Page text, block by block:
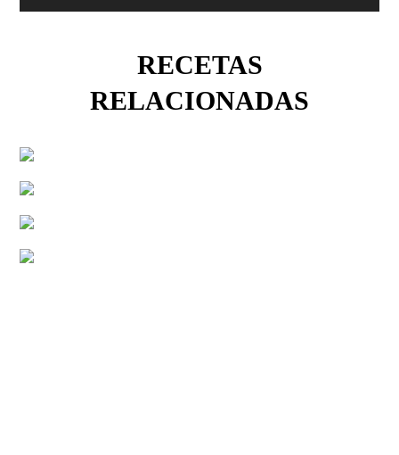
RECETAS
RELACIONADAS